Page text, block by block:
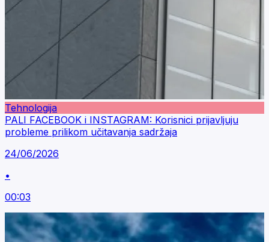
Tehnologija
PALI FACEBOOK i INSTAGRAM: Korisnici prijavljuju
probleme prilikom učitavanja sadržaja
24/06/2026
•
00:03